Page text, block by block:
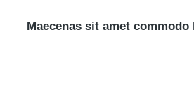
Maecenas sit amet